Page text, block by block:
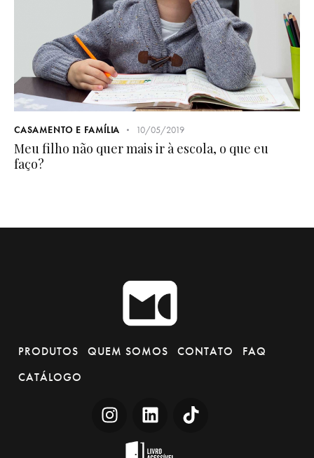
CASAMENTO E FAMÍLIA 10/05/2019
Meu filho não quer mais ir à escola, o que eu
faço?
PRODUTOS QUEM SOMOS CONTATO
FAQ
CATÁLOGO